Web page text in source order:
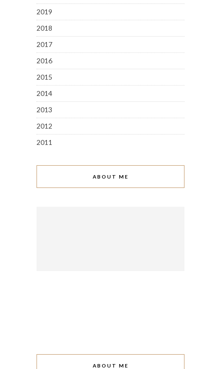
2019
2018
2017
2016
2015
2014
2013
2012
2011
ABOUT ME
ABOUT ME